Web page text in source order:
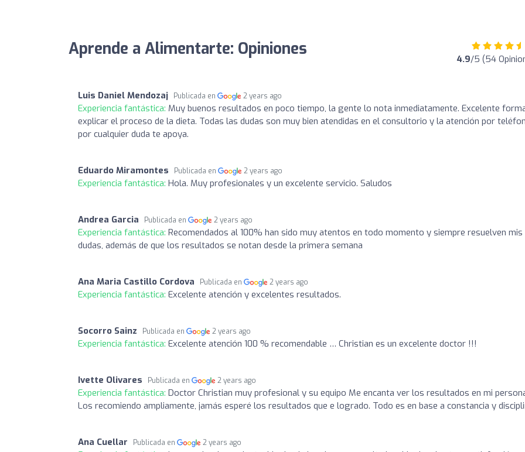
Aprende a Alimentarte: Opiniones 4.9/5 (54
Luis Daniel Mendozaj Publicada en 2 years ago
Experiencia fantástica: Muy buenos resultados en poco tiempo, la gente lo nota inmediatamente. Excelente
explicar el proceso de la dieta. Todas las dudas son muy bien atendidas en el consultorio y la atención por
por cualquier duda te apoya.
Eduardo Miramontes Publicada en 2 years ago
Experiencia fantástica: Hola. Muy profesionales y un excelente servicio. Saludos
Andrea Garcia Publicada en 2 years ago
Experiencia fantástica: Recomendados al 100% han sido muy atentos en todo momento y siempre resuelven mis
dudas, además de que los resultados se notan desde la primera semana
Ana Maria Castillo Cordova Publicada en 2 years ago
Experiencia fantástica: Excelente atención y excelentes resultados.
Socorro Sainz Publicada en 2 years ago
Experiencia fantástica: Excelente atención 100 % recomendable … Christian es un excelente doctor !!!
Ivette Olivares Publicada en 2 years ago
Experiencia fantástica: Doctor Christian muy profesional y su equipo Me encanta ver los resultados en mi
Los recomiendo ampliamente, jamás esperé los resultados que e logrado. Todo es en base a constancia y
Ana Cuellar Publicada en 2 years ago